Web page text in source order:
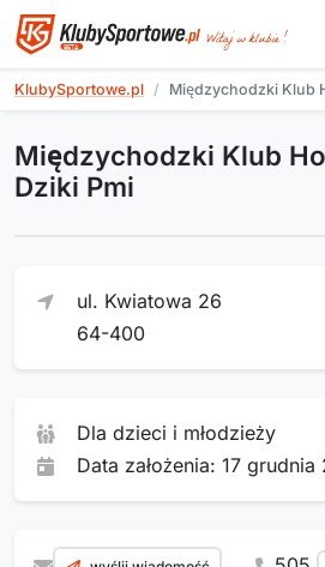
KlubySportowe.pl Międzychodzki Klub
Międzychodzki Klub
Dziki Pmi
ul. Kwiatowa 26
64-400
Dla dzieci i młodzieży
Data założenia: 17 grudnia